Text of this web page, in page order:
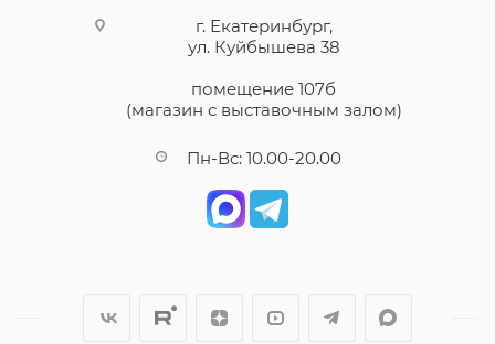
г. Екатеринбург,
ул. Куйбышева 38
помещение 107б
(магазин с выставочным залом)
Пн-Вс: 10.00-20.00